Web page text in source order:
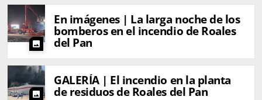
photo
En imágenes | La larga noche de los
bomberos en el incendio de Roales
del Pan
photo
GALERÍA | El incendio en la planta
de residuos de Roales del Pan